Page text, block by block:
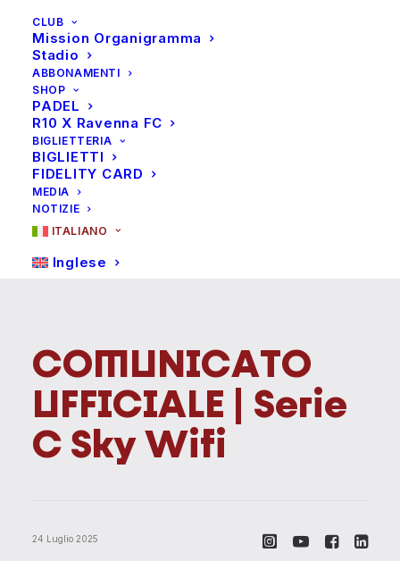
CLUB
Mission Organigramma
Stadio
ABBONAMENTI
SHOP
PADEL
R10 X Ravenna FC
BIGLIETTERIA
BIGLIETTI
FIDELITY CARD
MEDIA
NOTIZIE
ITALIANO
Inglese
COMUNICATO
UFFICIALE | Serie
C SkyWifi
24 Luglio 2025